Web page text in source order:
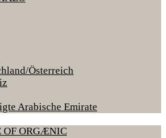
Österreich
Arabische Emirate
OF ORGÆNIC